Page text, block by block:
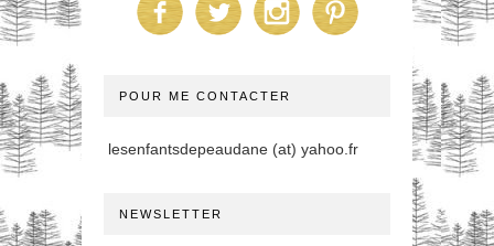
POUR ME CONTACTER
lesenfantsdepeaudane (at) yahoo.fr
NEWSLETTER